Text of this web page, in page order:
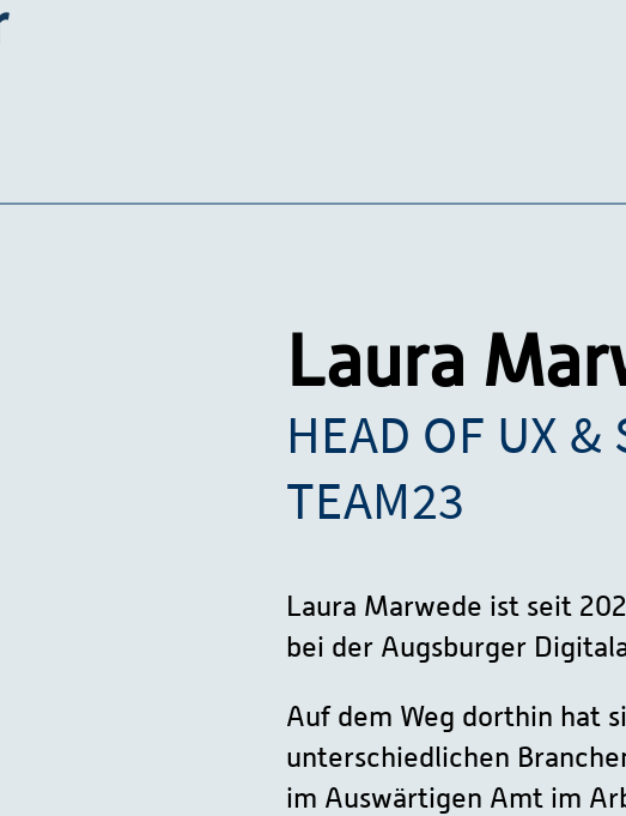
Laura
HEAD OF UX &
TEAM23
Laura Marwede ist seit
bei der Augsburger
Auf dem Weg dorthin hat
unterschiedlichen
im Auswärtigen Amt im